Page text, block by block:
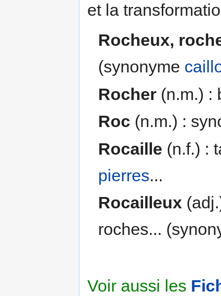
et la
Rocheux,
(synonyme
Rocher (n.m.) :
Roc (n.m.) :
Rocaille (n.f.) :
pierres...
Rocailleux
roches...
Voir aussi les